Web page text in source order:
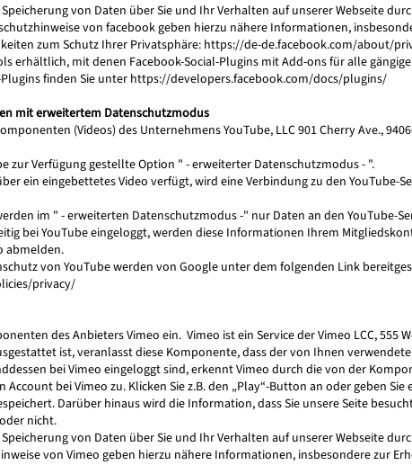
von Daten über Sie und Ihr Verhalten auf unserer Webseite
von facebook geben hierzu nähere Informationen,
zum Schutz Ihrer Privatsphäre: https://de-de.facebook.com/about/
erhältlich, mit denen Facebook-Social-Plugins mit Add-ons für alle
finden Sie unter https://developers.facebook.com/docs/plugins/
mit erweitertem Datenschutzmodus
(Videos) des Unternehmens YouTube, LLC 901 Cherry Ave.,
zur Verfügung gestellte Option " - erweiterter Datenschutzmodus - ".
ein eingebettetes Video verfügt, wird eine Verbindung zu den
im " - erweiterten Datenschutzmodus -" nur Daten an den
bei YouTube eingeloggt, werden diese Informationen Ihrem
abmelden.
von YouTube werden von Google unter dem folgenden Link
privacy/
des Anbieters Vimeo ein. Vimeo ist ein Service der Vimeo LCC, 555
ist, veranlasst diese Komponente, dass der von Ihnen
bei Vimeo eingeloggt sind, erkennt Vimeo durch die von der
bei Vimeo zu. Klicken Sie z.B. den „Play“-Button an oder geben
Darüber hinaus wird die Information, dass Sie unsere Seite
nicht.
von Daten über Sie und Ihr Verhalten auf unserer Webseite
von Vimeo geben hierzu nähere Informationen, insbesondere zur